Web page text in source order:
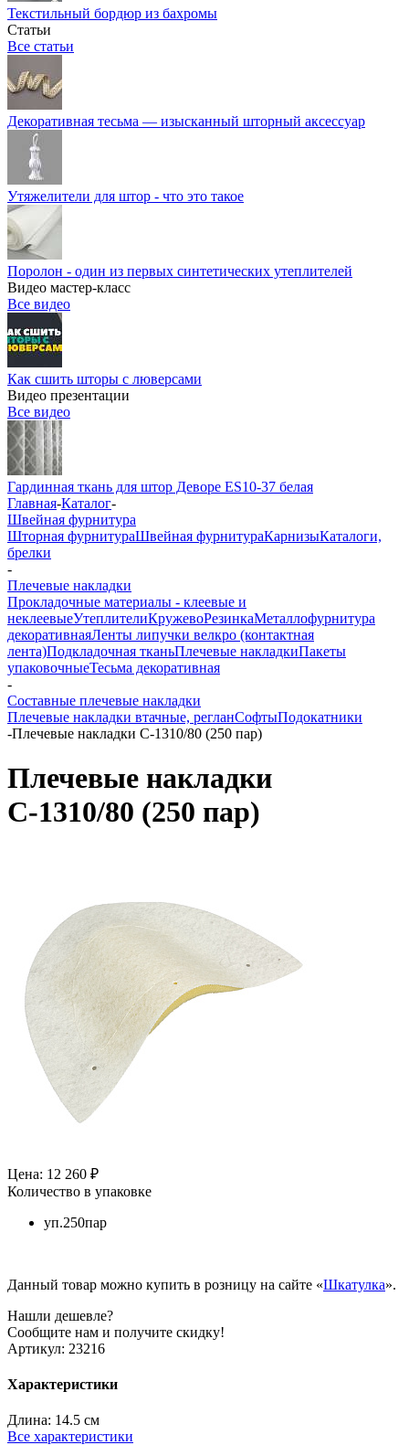
Текстильный бордюр из бахромы
Статьи
Все статьи
Декоративная тесьма — изысканный шторный аксессуар
Утяжелители для штор - что это такое
Поролон - один из первых синтетических утеплителей
Видео мастер-класс
Все видео
Как сшить шторы с люверсами
Видео презентации
Все видео
Гардинная ткань для штор Деворе ES10-37 белая
Главная-Каталог-
Швейная фурнитура
Шторная фурнитураШвейная фурнитураКарнизыКаталоги,
брелки
-
Плечевые накладки
Прокладочные материалы - клеевые и
неклеевыеУтеплителиКружевоРезинкаМеталлофурнитура
декоративнаяЛенты липучки велкро (контактная
лента)Подкладочная тканьПлечевые накладкиПакеты
упаковочныеТесьма декоративная
-
Составные плечевые накладки
Плечевые накладки втачные, регланСофтыПодокатники
-Плечевые накладки С-1310/80 (250 пар)
Плечевые накладки
С-1310/80 (250 пар)
Цена: 12 260 ₽
Количество в упаковке
уп.250пар
Данный товар можно купить в розницу на сайте «Шкатулка».
Нашли дешевле?
Сообщите нам и получите скидку!
Артикул: 23216
Характеристики
Длина: 14.5 см
Все характеристики